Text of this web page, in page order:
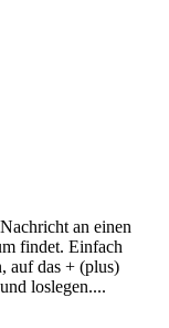
an einen
findet. Einfach
auf das + (plus)
loslegen....